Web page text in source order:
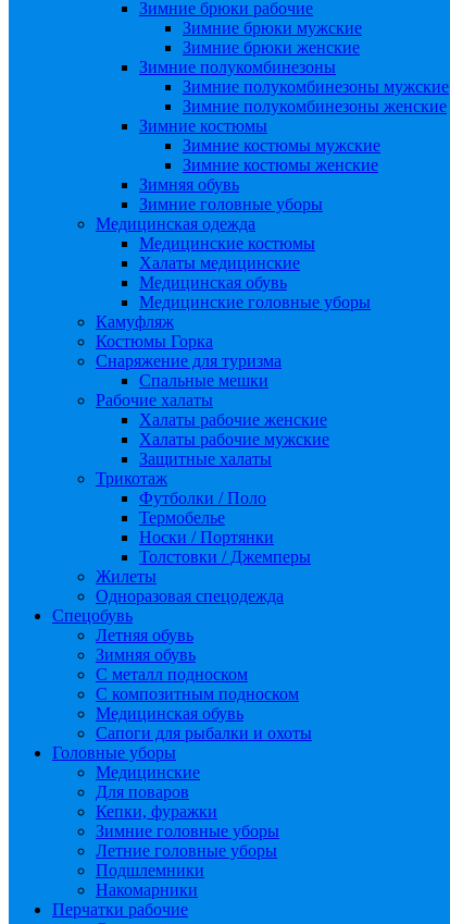
Зимние брюки рабочие
Зимние брюки мужские
Зимние брюки женские
Зимние полукомбинезоны
Зимние полукомбинезоны мужские
Зимние полукомбинезоны женские
Зимние костюмы
Зимние костюмы мужские
Зимние костюмы женские
Зимняя обувь
Зимние головные уборы
Медицинская одежда
Медицинские костюмы
Халаты медицинские
Медицинская обувь
Медицинские головные уборы
Камуфляж
Костюмы Горка
Снаряжение для туризма
Спальные мешки
Рабочие халаты
Халаты рабочие женские
Халаты рабочие мужские
Защитные халаты
Трикотаж
Футболки / Поло
Термобелье
Носки / Портянки
Толстовки / Джемперы
Жилеты
Одноразовая спецодежда
Спецобувь
Летняя обувь
Зимняя обувь
С металл подноском
С композитным подноском
Медицинская обувь
Сапоги для рыбалки и охоты
Головные уборы
Медицинские
Для поваров
Кепки, фуражки
Зимние головные уборы
Летние головные уборы
Подшлемники
Накомарники
Перчатки рабочие